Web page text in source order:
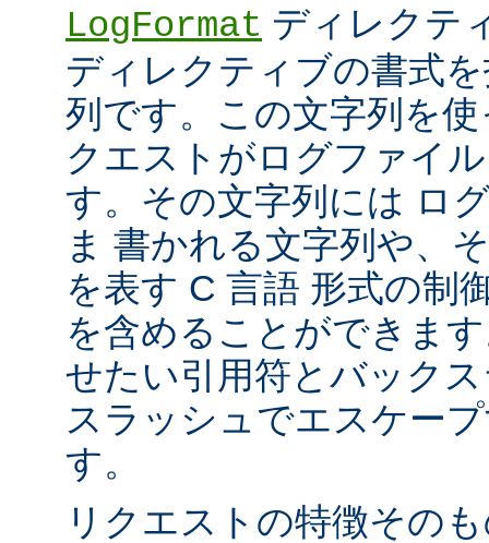
LogFormat ディレクテ
ディレクティブの書式
列です。この文字列を
クエストがログファイ
す。その文字列には ロ
ま 書かれる文字列や、
を表す C 言語 形式の制
を含めることができま
せたい引用符とバック
スラッシュでエスケー
す。
リクエストの特徴その